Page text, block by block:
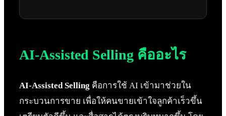
AI-Assisted Selling คืออะไร
AI-Assisted Selling คือการใช้ AI เข้ามาช่วยใน
กระบวนการขาย เพื่อให้คนขายเข้าใจลูกค้าเร็วขึ้น